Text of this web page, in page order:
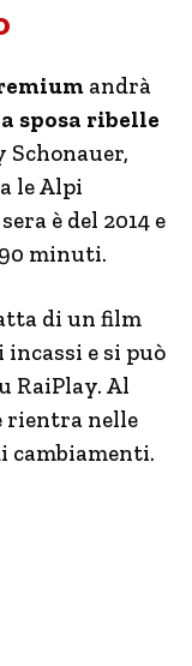
andrà
sposa ribelle
le Alpi
è del 2014 e
minuti.
di un film
e si può
RaiPlay. Al
rientra nelle
cambiamenti.